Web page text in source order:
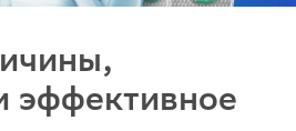
эффективное